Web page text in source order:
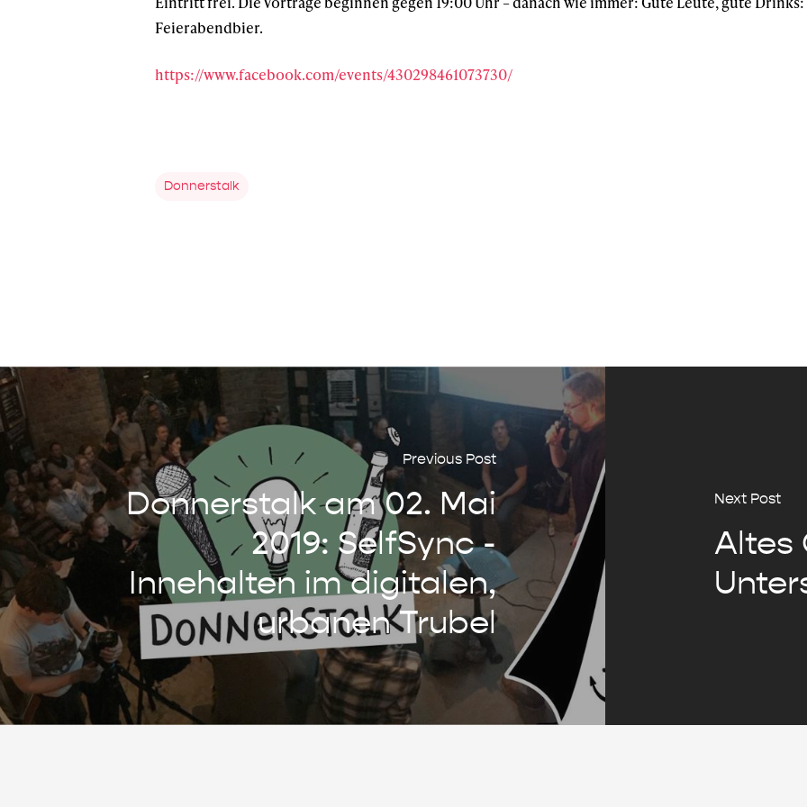
Feierabendbier.
https://www.facebook.com/events/430298461073730/
Donnerstalk
Previous Post
Donnerstalk am 02. Mai
2019: SelfSync -
Innehalten im digitalen,
urbanen Trubel
Next Post
Altes